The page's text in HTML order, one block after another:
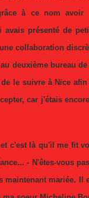
à ce nom
présenté de
collaboration
deuxième bureau
le suivre à Nice
car j'étais
c'est là qu'il me fit
- N'êtes-vous
maintenant mariée. Il